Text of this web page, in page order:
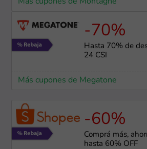
Más cupones de Montagne
-70%
Hasta 70% de
24 CSI
Más cupones de Megatone
-60%
Comprá más,
hasta 60% OFF